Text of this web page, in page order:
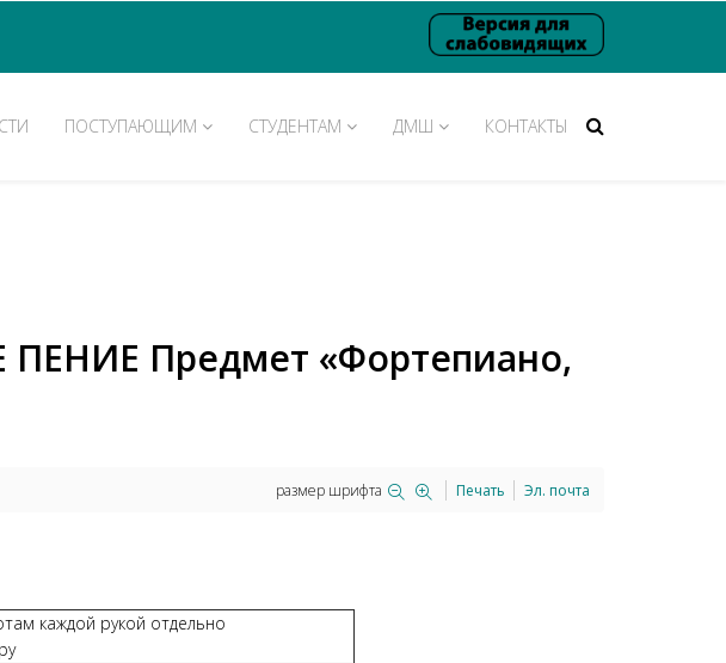
ПОСТУПАЮЩИМ СТУДЕНТАМ ДМШ КОНТАКТЫ
Предмет «Фортепиано,
размер шрифта Печать Эл. почта
каждой рукой отдельно